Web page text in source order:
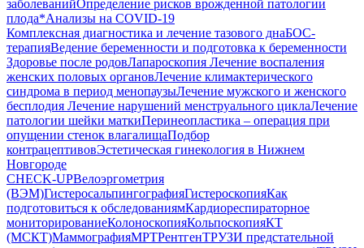
заболеванийОпределение рисков врожденной патологии
плода*Анализы на COVID-19
Комплексная диагностика и лечение тазового днаБОС-
терапияВедение беременности и подготовка к беременности
Здоровье после родовЛапароскопия Лечение воспаления
женских половых органовЛечение климактерического
синдрома в период менопаузыЛечение мужского и женского
бесплодия Лечение нарушений менструального циклаЛечение
патологии шейки маткиПеринеопластика – операция при
опущении стенок влагалищаПодбор
контрацептивовЭстетическая гинекология в Нижнем
Новгороде
CHECK-UPВелоэргометрия
(ВЭМ)ГистеросальпингографияГистероскопияКак
подготовиться к обследованиямКардиореспираторное
мониторированиеКолоноскопияКольпоскопияКТ
(МСКТ)МаммографияМРТРентгенТРУЗИ предстательной